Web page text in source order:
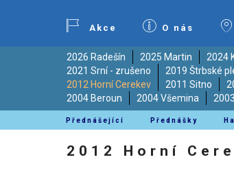
Akce O nás
2026 Radešín 2025 Martin 2024
2021 Srní - zrušeno
2019 Štrbské
2012 Horní Cerekev
2011 Sitno
2004 Beroun
2004 Všemina
Přednášející Přednášky
2012 Horní